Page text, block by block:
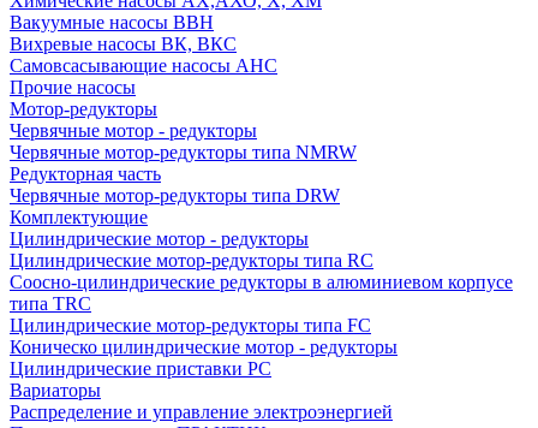
Вакуумные насосы ВВН
Вихревые насосы ВК, ВКС
Самовсасывающие насосы АНС
Прочие насосы
Мотор-редукторы
Червячные мотор - редукторы
Червячные мотор-редукторы типа NMRW
Редукторная часть
Червячные мотор-редукторы типа DRW
Комплектующие
Цилиндрические мотор - редукторы
Цилиндрические мотор-редукторы типа RC
Соосно-цилиндрические редукторы в алюминиевом корпусе
типа TRC
Цилиндрические мотор-редукторы типа FC
Коническо цилиндрические мотор - редукторы
Цилиндрические приставки PC
Вариаторы
Распределение и управление электроэнергией